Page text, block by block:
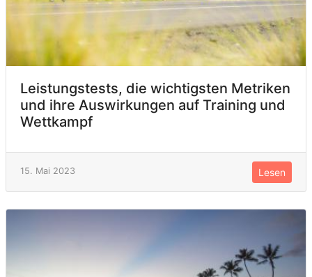
Leistungstests, die wichtigsten Metriken
und ihre Auswirkungen auf Training und
Wettkampf
15. Mai 2023 Lesen